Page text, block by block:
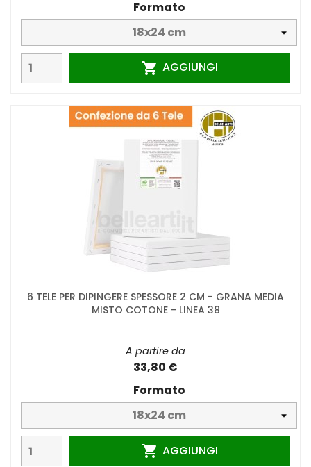
Formato
 AGGIUNGI
6 TELE PER DIPINGERE SPESSORE 2 CM - GRANA MEDIA
MISTO COTONE - LINEA 38
A partire da
33,80 €
Formato
 AGGIUNGI